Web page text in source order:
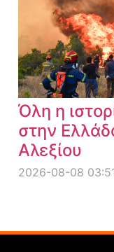
Όλη η
στην
Αλεξίου
2026-08-08